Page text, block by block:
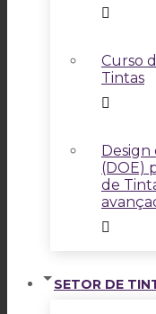
Curso
Tintas
Design
(DOE)
de
SETOR DE